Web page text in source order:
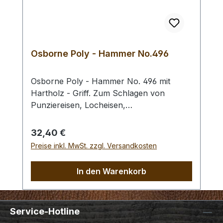
Osborne Poly - Hammer No.496
Osborne Poly - Hammer No. 496 mit
Hartholz - Griff. Zum Schlagen von
Punziereisen, Locheisen,
Schlagfläche. Wenig Rückschlag durch
schlagabsorbierenden Poly -
Hammerkopf. 240 gr Gesamtgewicht /
Regulärer Preis:
32,40 €
Preise inkl. MwSt. zzgl. Versandkosten
In den Warenkorb
Service-Hotline